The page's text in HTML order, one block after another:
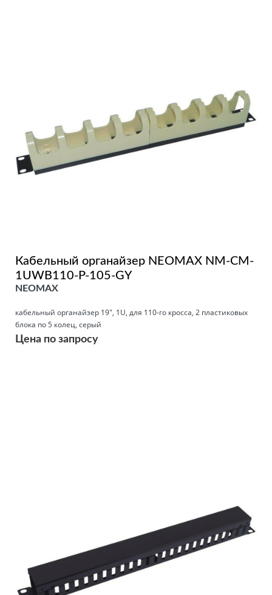
Кабельный органайзер NEOMAX NM-CM-
1UWB110-P-105-GY
NEOMAX
кабельный органайзер 19", 1U, для 110-го кросса, 2 пластиковых
блока по 5 колец, серый
Цена по запросу